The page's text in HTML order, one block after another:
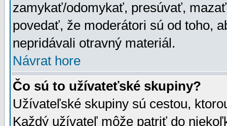
zamykať/odomykať, presúvať,
povedať, že moderátori sú od toho,
nepridávali otravný materiál.
Návrat hore
Čo sú to užívateťské skupiny?
Užívateľské skupiny sú cestou,
Každý užívateľ môže patriť do